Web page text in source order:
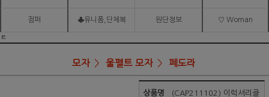
점퍼 ♣유니폼,단체복 원단정보 ♡ Woman
ㅌ
모자 울펠트 모자 페도라
상품명 (CAP211102) 이럭셔리클